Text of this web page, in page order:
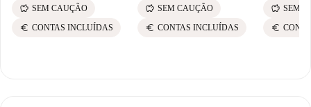
savings SEM CAUÇÃO
euro CONTAS INCLUÍDAS
savings SEM CAUÇÃO
euro CONTAS INCLUÍDAS
savings SEM
euro